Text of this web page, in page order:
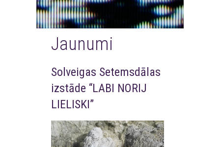
Jaunumi
Solveigas Setemsdālas
izstāde “LABI NORIJ
LIELISKI”